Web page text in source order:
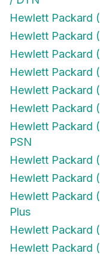
Hewlett Packard
Hewlett Packard
Hewlett Packard
Hewlett Packard
Hewlett Packard
Hewlett Packard
Hewlett Packard
PSN
Hewlett Packard
Hewlett Packard
Hewlett Packard
Plus
Hewlett Packard
Hewlett Packard